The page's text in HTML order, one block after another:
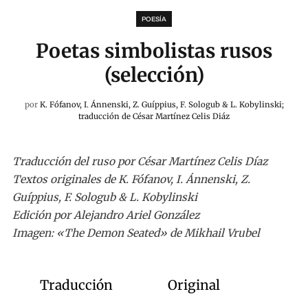
POESÍA
Poetas simbolistas rusos
(selección)
por K. Fófanov, I. Ánnenski, Z. Guíppius, F. Sologub & L. Kobylinski;
traducción de César Martínez Celis Diáz
Traducción del ruso por César Martínez Celis Díaz
Textos originales de K. Fófanov, I. Ánnenski, Z.
Guíppius, F. Sologub & L. Kobylinski
Edición por Alejandro Ariel González
Imagen: «The Demon Seated» de Mikhail Vrubel
Traducción Original